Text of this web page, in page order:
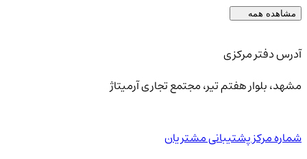
مشاهده همه
آدرس دفتر مرکزی
مشهد، بلوار هفتم تیر، مجتمع تجاری آرمیتاژ
شماره مرکز پشتیبانی مشتریان